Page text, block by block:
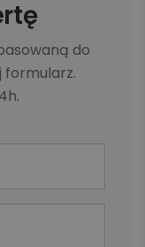
do
formularz.